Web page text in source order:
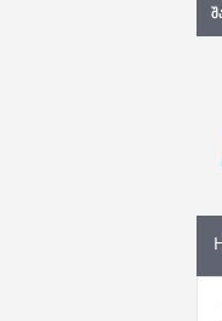
s